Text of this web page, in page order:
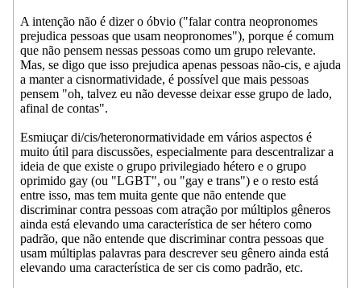
A intenção não é dizer o óbvio ("falar contra neopronomes
prejudica pessoas que usam neopronomes"), porque é comum
que não pensem nessas pessoas como um grupo relevante.
Mas, se digo que isso prejudica apenas pessoas não-cis, e ajuda
a manter a cisnormatividade, é possível que mais pessoas
pensem "oh, talvez eu não devesse deixar esse grupo de lado,
afinal de contas".
Esmiuçar di/cis/heteronormatividade em vários aspectos é
muito útil para discussões, especialmente para descentralizar a
ideia de que existe o grupo privilegiado hétero e o grupo
oprimido gay (ou "LGBT", ou "gay e trans") e o resto está
entre isso, mas tem muita gente que não entende que
discriminar contra pessoas com atração por múltiplos gêneros
ainda está elevando uma característica de ser hétero como
padrão, que não entende que discriminar contra pessoas que
usam múltiplas palavras para descrever seu gênero ainda está
elevando uma característica de ser cis como padrão, etc.